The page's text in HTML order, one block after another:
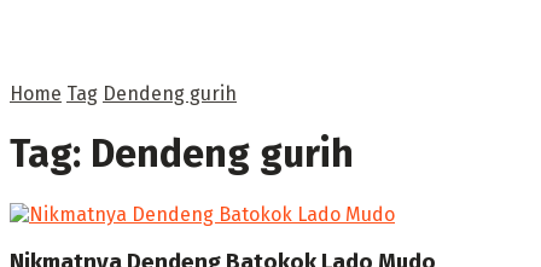
Home Tag Dendeng gurih
Tag: Dendeng gurih
Nikmatnya Dendeng Batokok Lado Mudo